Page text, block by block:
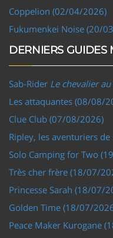
Coppelion (02/04/2026)
Fukumenkei Noise (20/
DERNIERS GUIDES
Sab-Rider Le chevalier
Les attaquantes (08/08/
Clue Club (07/08/2026)
Ripley, les aventuriers
Solo Camping for Two
Très cher frère (18/07/
Princesse Sarah (18/07/
Golden Time (18/07/
Peace Maker Kurogane